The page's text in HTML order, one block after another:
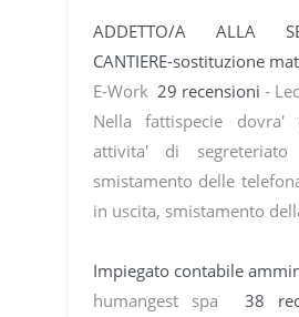
ADDETTO/A ALLA
CANTIERE-sostituzione
E-Work 29 recensioni -
Nella fattispecie dovra'
attivita' di segreteriato
smistamento delle
in uscita, smistamento
Impiegato contabile
humangest spa 38